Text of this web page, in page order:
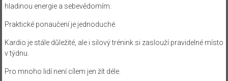
hladinou energie a sebevědomím.
Praktické ponaučení je jednoduché.
Kardio je stále důležité, ale i silový trénink si zaslouží pravidelné místo
v týdnu.
Pro mnoho lidí není cílem jen žít déle.